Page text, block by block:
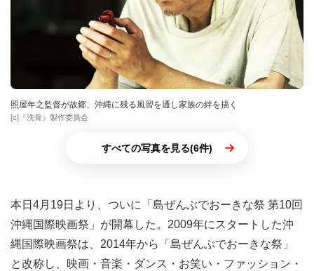
照屋年之監督が故郷、沖縄に残る風習を通し家族の絆を描く
[c]『洗骨』製作委員会
すべての写真を見る(6件)
本日4月19日より、ついに「島ぜんぶでおーきな祭 第10回
沖縄国際映画祭」が開幕した。2009年にスタートした沖
縄国際映画祭は、2014年から「島ぜんぶでおーきな祭」
と改称し、映画・音楽・ダンス・お笑い・ファッション・